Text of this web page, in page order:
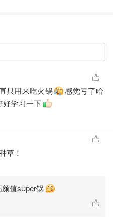
只用来吃火锅
感觉亏了哈
好学习一下
草！
值super锅